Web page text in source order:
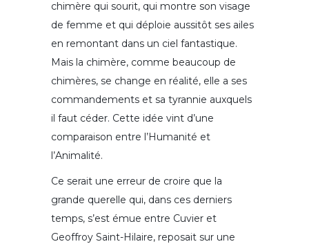
chimère qui sourit, qui montre son visage
de femme et qui déploie aussitôt ses ailes
en remontant dans un ciel fantastique.
Mais la chimère, comme beaucoup de
chimères, se change en réalité, elle a ses
commandements et sa tyrannie auxquels
il faut céder. Cette idée vint d’une
comparaison entre l’Humanité et
l’Animalité.
Ce serait une erreur de croire que la
grande querelle qui, dans ces derniers
temps, s’est émue entre Cuvier et
Geoffroy Saint-Hilaire, reposait sur une